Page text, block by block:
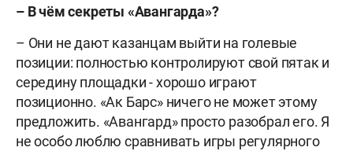
– В чём секреты «Авангарда»?
– Они не дают казанцам выйти на голевые
позиции: полностью контролируют свой пятак и
середину площадки - хорошо играют
позиционно. «Ак Барс» ничего не может этому
предложить. «Авангард» просто разобрал его. Я
не особо люблю сравнивать игры регулярного